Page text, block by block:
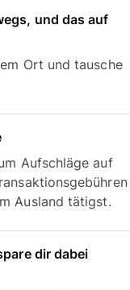
und das auf
Ort und tausche
Aufschläge auf
Ausland tätigst.
dir dabei